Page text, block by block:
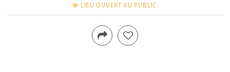
LIEU OUVERT AU PUBLIC.